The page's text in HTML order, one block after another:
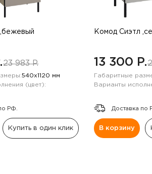
23 983 P.
540х1120 мм
(цвет):
РФ.
Купить в один клик
Комод Сиэтл
13 300 P.
Габаритные
Варианты
Доставка по
В корзину